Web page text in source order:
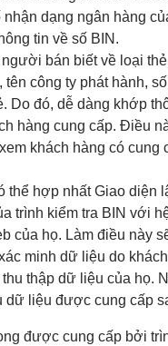
dạng ngân hàng
tin về số BIN.
bán biết về loại
công ty phát hành,
Do đó, dễ dàng khớp
hàng cung cấp. Điều
khách hàng có cung
thể hợp nhất Giao diện
trình kiểm tra BIN với
của họ. Làm điều này
minh dữ liệu do
thập dữ liệu của họ.
dữ liệu được cung cấp
được cung cấp bởi